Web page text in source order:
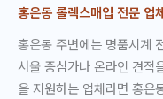
홍은동 롤렉스매입 전문 업
홍은동 주변에는 명품시계
서울 중심가나 온라인 견적
을 지원하는 업체라면 홍은